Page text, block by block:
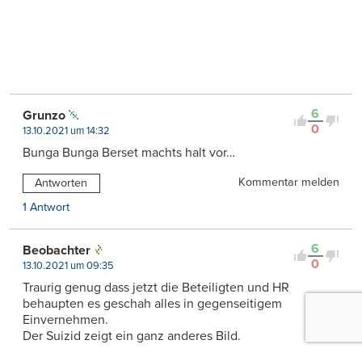
6
0
Grunzo
13.10.2021 um 14:32
Bunga Bunga Berset machts halt vor…
Antworten
Kommentar melden
1 Antwort
6
0
Beobachter
13.10.2021 um 09:35
Traurig genug dass jetzt die Beteiligten und HR
behaupten es geschah alles in gegenseitigem
Einvernehmen.
Der Suizid zeigt ein ganz anderes Bild.